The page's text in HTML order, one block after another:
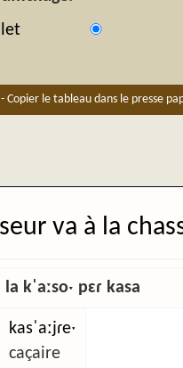
- Copier le tableau dans le presse
va à la
la kˈaːsoˑ pɛɾ kasa
kasˈaːjɾeˑ
caçaire